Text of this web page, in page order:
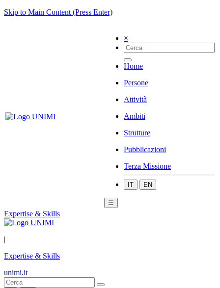
Skip to Main Content (Press Enter)
×
Home
Persone
Attività
Ambiti
Strutture
Pubblicazioni
Terza Missione
IT EN
☰
Expertise & Skills
|
Expertise & Skills
unimi.it